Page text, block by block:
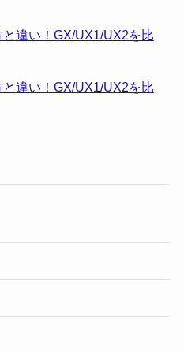
違い！GX/UX1/UX2を比
違い！GX/UX1/UX2を比